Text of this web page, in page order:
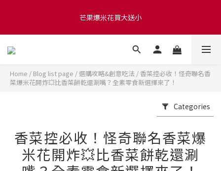
🍿 滿 $2000 贈品牌毛氈袋
芒果爆米花買大送小
滿 $1280 贈玫瑰鹽爆米花50g 🍿 滿 $1580 贈品牌咖啡掛耳包×10
Home / Blog list page /選購攻略&創意吃法 / 香菜控必收！怪奇聯名香
菜爆米花開炸💥比香菜餅乾還涮嘴？全素零食新選擇來了！
Categories
香菜控必收！怪奇聯名香菜爆
米花開炸💥比香菜餅乾還涮